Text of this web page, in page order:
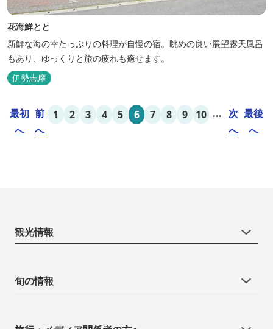
花海鮮とと
新鮮な海の幸たっぷりの料理が自慢の宿。眺めの良い展望露天風呂
もあり、ゆっくりと旅の疲れも癒せます。
伊勢志摩
最初
へ
前
へ
1 2 3 4 5 6 7 8 9 10 ... 次
へ
最後
へ
観光情報
旬の情報